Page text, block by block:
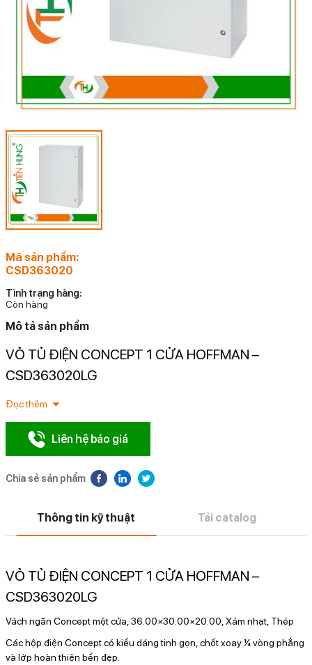
Mã sản phẩm:
CSD363020
Tình trạng hàng:
Còn hàng
Mô tả sản phẩm
VỎ TỦ ĐIỆN CONCEPT 1 CỬA HOFFMAN –
CSD363020LG
Đọc thêm
Liên hệ báo giá
Chia sẻ sản phẩm
Thông tin kỹ thuật Tải catalog
VỎ TỦ ĐIỆN CONCEPT 1 CỬA HOFFMAN –
CSD363020LG
Vách ngăn Concept một cửa, 36.00×30.00×20.00, Xám nhạt, Thép
Các hộp điện Concept có kiểu dáng tinh gọn, chốt xoay ¼ vòng phẳng
và lớp hoàn thiện bền đẹp.